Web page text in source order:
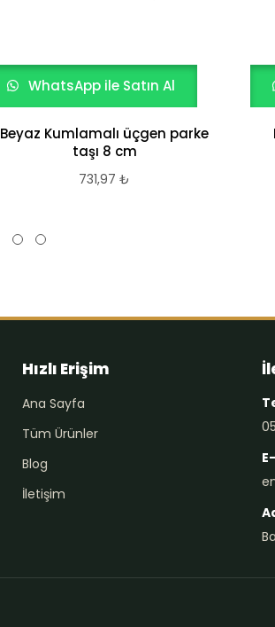
WhatsApp ile Satın Al
Beyaz Kumlamalı üçgen parke
taşı 8 cm
731,97 ₺
Hızlı Erişim
Ana Sayfa
Tüm Ürünler
Blog
İletişim